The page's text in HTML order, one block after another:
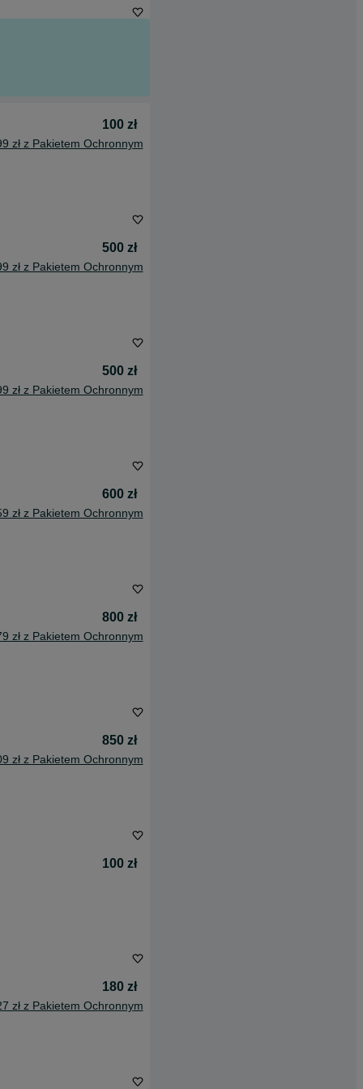
100 zł
zł z Pakietem Ochronnym
500 zł
zł z Pakietem Ochronnym
500 zł
zł z Pakietem Ochronnym
600 zł
zł z Pakietem Ochronnym
800 zł
zł z Pakietem Ochronnym
850 zł
zł z Pakietem Ochronnym
100 zł
180 zł
zł z Pakietem Ochronnym